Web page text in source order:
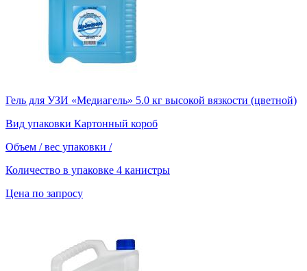
Гель для УЗИ «Медиагель» 5.0 кг высокой вязкости (цветной)
Вид упаковки Картонный короб
Объем / вес упаковки /
Количество в упаковке 4 канистры
Цена по запросу